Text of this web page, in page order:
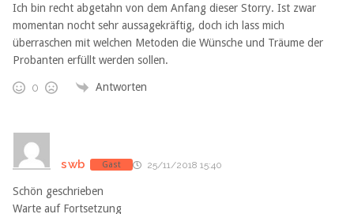
Ich bin recht abgetahn von dem Anfang dieser Storry. Ist zwar
momentan nocht sehr aussagekräftig, doch ich lass mich
überraschen mit welchen Metoden die Wünsche und Träume der
Probanten erfüllt werden sollen.
0 Antworten
swb Gast 25/11/2018 15:40
Schön geschrieben
Warte auf Fortsetzung